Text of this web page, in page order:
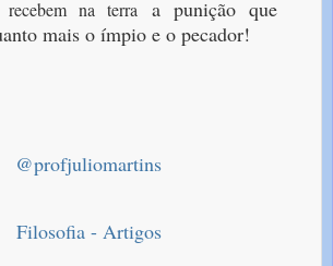
na terra a punição que
mais o ímpio e o pecador!
@profjuliomartins
Filosofia - Artigos